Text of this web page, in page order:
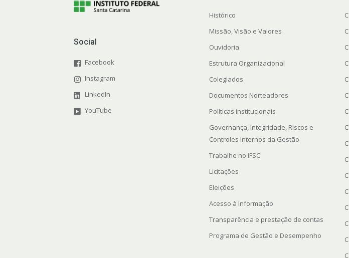
Social
Facebook
Instagram
LinkedIn
YouTube
Histórico
Missão, Visão e Valores
Ouvidoria
Estrutura Organizacional
Colegiados
Documentos Norteadores
Políticas institucionais
Governança, Integridade, Riscos e
Controles Internos da Gestão
Trabalhe no IFSC
Licitações
Eleições
Acesso à Informação
Transparência e prestação de contas
Programa de Gestão e Desempenho